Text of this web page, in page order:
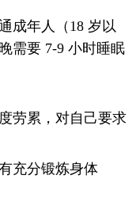
成年人（18 岁以
需要 7-9 小时睡眠
劳累，对自己要求
充分锻炼身体